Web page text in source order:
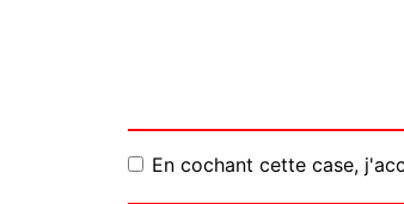
En cochant cette case,